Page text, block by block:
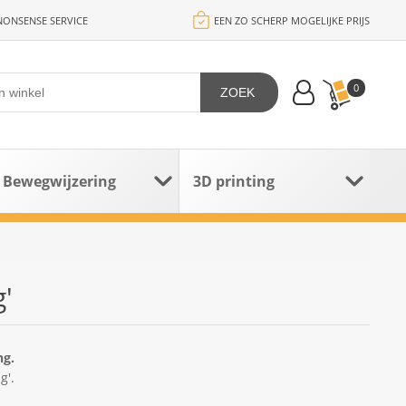
SERVICE EEN ZO SCHERP MOGELIJKE PRIJS
0
ZOEK
Bewegwijzering 3D printing